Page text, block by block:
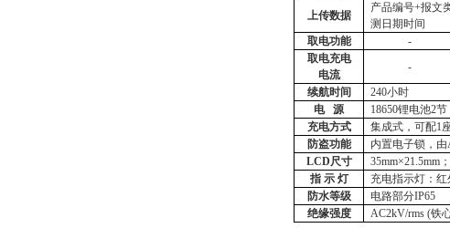
上传数据
产品编号+报文
测日期时间
取电功能
-
取电充电
电流
-
续航时间
240小时
电
源
18650锂电池2节
充电方式
集成式，可配1
防盗功能
内置电子锁，由
LCD尺寸
35mm×21.5mm
指 示 灯
充电指示灯：
防水等级
电路部分IP65
绝缘强度
AC2kV/rms (铁